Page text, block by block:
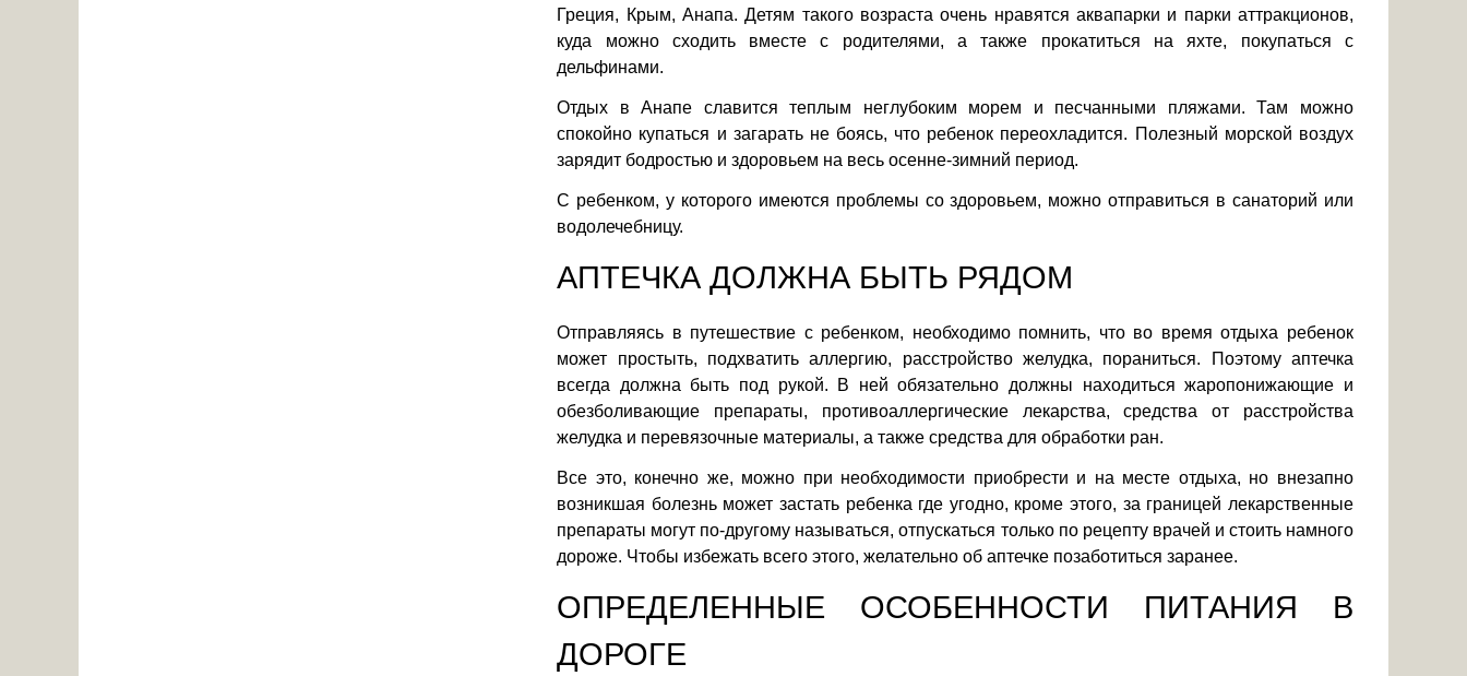
Греция, Крым, Анапа. Детям такого возраста очень нравятся аквапарки и парки аттракционов,
куда можно сходить вместе с родителями, а также прокатиться на яхте, покупаться с
дельфинами.
Отдых в Анапе славится теплым неглубоким морем и песчанными пляжами. Там можно
спокойно купаться и загарать не боясь, что ребенок переохладится. Полезный морской воздух
зарядит бодростью и здоровьем на весь осенне-зимний период.
С ребенком, у которого имеются проблемы со здоровьем, можно отправиться в санаторий или
водолечебницу.
АПТЕЧКА ДОЛЖНА БЫТЬ РЯДОМ
Отправляясь в путешествие с ребенком, необходимо помнить, что во время отдыха ребенок
может простыть, подхватить аллергию, расстройство желудка, пораниться. Поэтому аптечка
всегда должна быть под рукой. В ней обязательно должны находиться жаропонижающие и
обезболивающие препараты, противоаллергические лекарства, средства от расстройства
желудка и перевязочные материалы, а также средства для обработки ран.
Все это, конечно же, можно при необходимости приобрести и на месте отдыха, но внезапно
возникшая болезнь может застать ребенка где угодно, кроме этого, за границей лекарственные
препараты могут по-другому называться, отпускаться только по рецепту врачей и стоить намного
дороже. Чтобы избежать всего этого, желательно об аптечке позаботиться заранее.
ОПРЕДЕЛЕННЫЕ ОСОБЕННОСТИ ПИТАНИЯ В
ДОРОГЕ